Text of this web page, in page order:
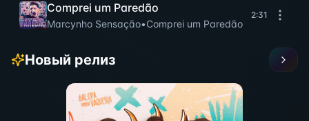
Comprei um Paredão
Marcynho Sensação•Comprei um Paredão
2:31
Новый релиз